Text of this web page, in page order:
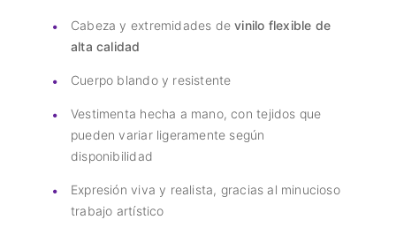
Cabeza y extremidades devinilo flexible de
alta calidad
Cuerpo blando y resistente
Vestimenta hecha a mano, con tejidos que
pueden variar ligeramente según
disponibilidad
Expresión viva y realista, gracias al minucioso
trabajo artístico